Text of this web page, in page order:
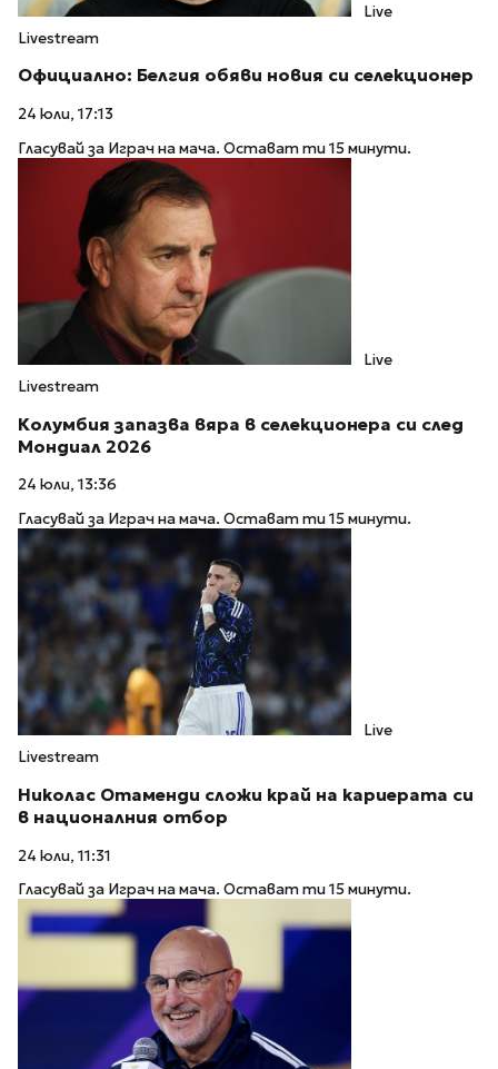
Live
Livestream
Официално: Белгия обяви новия си селекционер
24 юли, 17:13
Гласувай за Играч на мача. Остават ти 15 минути.
Live
Livestream
Колумбия запазва вяра в селекционера си след
Мондиал 2026
24 юли, 13:36
Гласувай за Играч на мача. Остават ти 15 минути.
Live
Livestream
Николас Отаменди сложи край на кариерата си
в националния отбор
24 юли, 11:31
Гласувай за Играч на мача. Остават ти 15 минути.